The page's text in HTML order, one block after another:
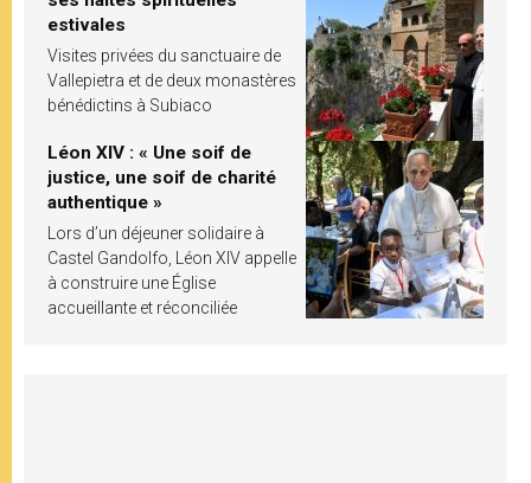
estivales
Visites privées du sanctuaire de
Vallepietra et de deux monastères
bénédictins à Subiaco
Léon XIV : « Une soif de
justice, une soif de charité
authentique »
Lors d’un déjeuner solidaire à
Castel Gandolfo, Léon XIV appelle
à construire une Église
accueillante et réconciliée